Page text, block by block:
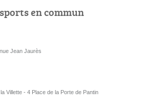
en commun
Jean Jaurès
Villette - 4 Place de la Porte de Pantin